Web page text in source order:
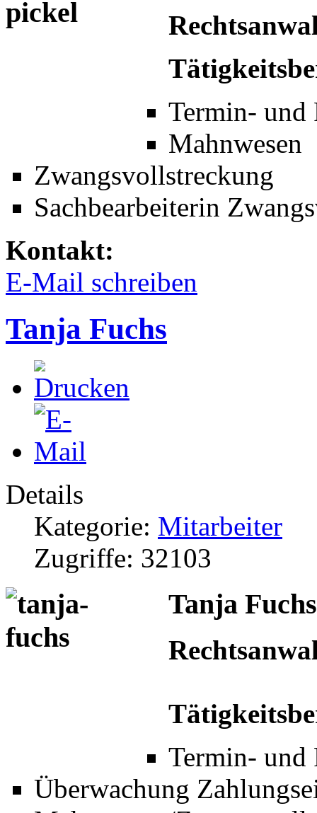
Termin- und
Mahnwesen
Zwangsvollstreckung
Sachbearbeiterin
Kontakt:
E-Mail schreiben
Tanja Fuchs
Details
Kategorie: Mitarbeiter
Zugriffe: 32103
Tanja Fuchs
Termin- und
Überwachung